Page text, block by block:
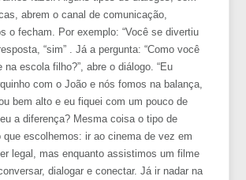
abrem o canal de comunicação,
o fecham. Por exemplo: “Você se divertiu
“sim” . Já a pergunta: “Como você
na escola filho?”, abre o diálogo. “Eu
com o João e nós fomos na balança,
bem alto e eu fiquei com um pouco de
a diferença? Mesma coisa o tipo de
que escolhemos: ir ao cinema de vez em
legal, mas enquanto assistimos um filme
dialogar e conectar. Já ir nadar na